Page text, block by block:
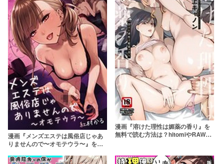
漫画『メンズエステは風俗店じゃあ
りませんので〜オモテウラ〜』を無
険【紅村かる】
漫画『溶けた理性は媚薬の香り』を
無料で読む方法は？hitomiやRAWは